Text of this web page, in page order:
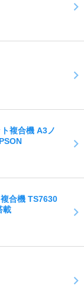
複合機 A3ノ
合機 TS7630
載